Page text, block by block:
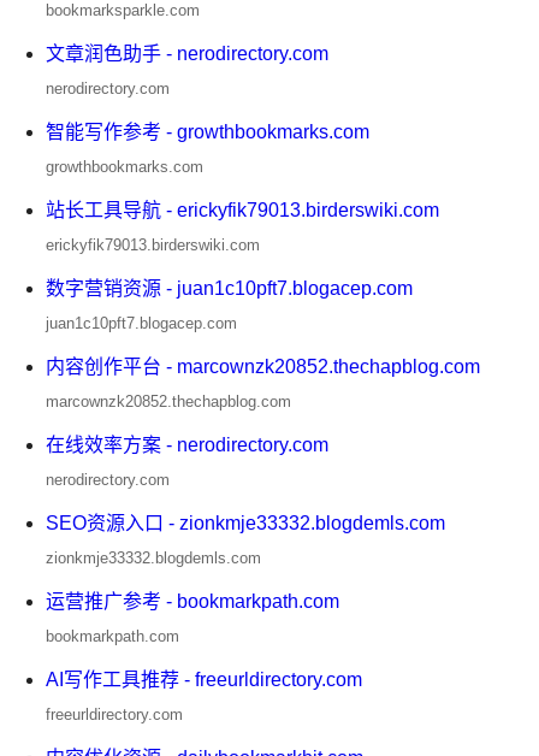
bookmarksparkle.com
文章润色助手 - nerodirectory.com
nerodirectory.com
智能写作参考 - growthbookmarks.com
growthbookmarks.com
站长工具导航 - erickyfik79013.birderswiki.com
erickyfik79013.birderswiki.com
数字营销资源 - juan1c10pft7.blogacep.com
juan1c10pft7.blogacep.com
内容创作平台 - marcownzk20852.thechapblog.com
marcownzk20852.thechapblog.com
在线效率方案 - nerodirectory.com
nerodirectory.com
SEO资源入口 - zionkmje33332.blogdemls.com
zionkmje33332.blogdemls.com
运营推广参考 - bookmarkpath.com
bookmarkpath.com
AI写作工具推荐 - freeurldirectory.com
freeurldirectory.com